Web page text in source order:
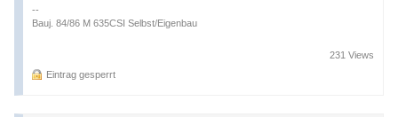
--
Bauj. 84/86 M 635CSI Selbst/Eigenbau
Eintrag gesperrt
231 Views